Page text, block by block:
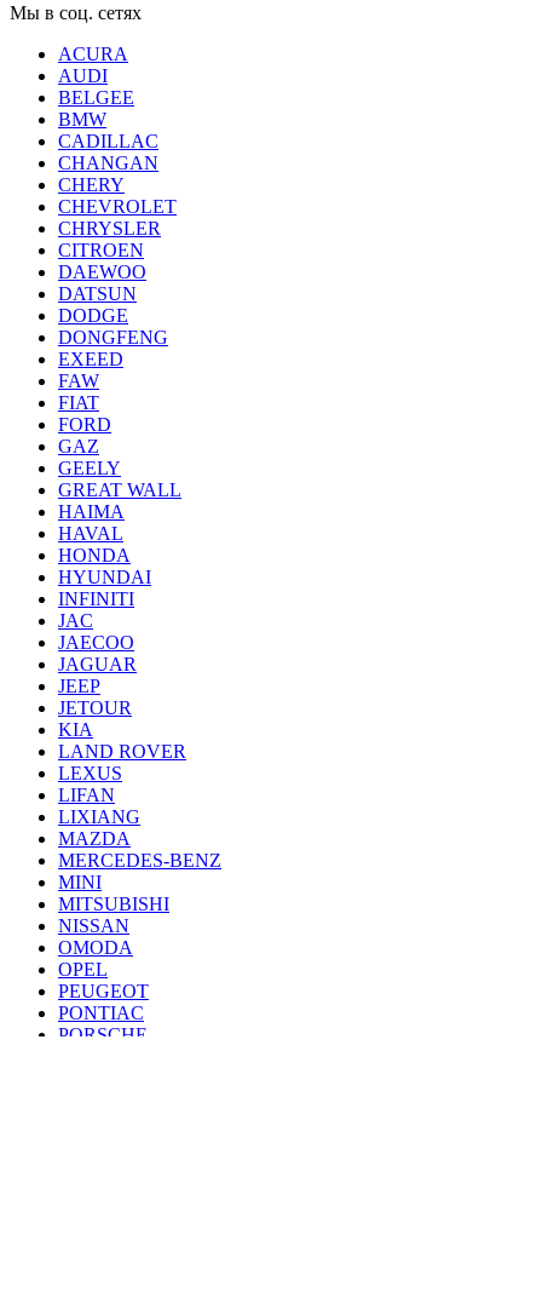
Мы в соц. сетях
ACURA
AUDI
BELGEE
BMW
CADILLAC
CHANGAN
CHERY
CHEVROLET
CHRYSLER
CITROEN
DAEWOO
DATSUN
DODGE
DONGFENG
EXEED
FAW
FIAT
FORD
GAZ
GEELY
GREAT WALL
HAIMA
HAVAL
HONDA
HYUNDAI
INFINITI
JAC
JAECOO
JAGUAR
JEEP
JETOUR
KIA
LAND ROVER
LEXUS
LIFAN
LIXIANG
MAZDA
MERCEDES-BENZ
MINI
MITSUBISHI
NISSAN
OMODA
OPEL
PEUGEOT
PONTIAC
PORSCHE